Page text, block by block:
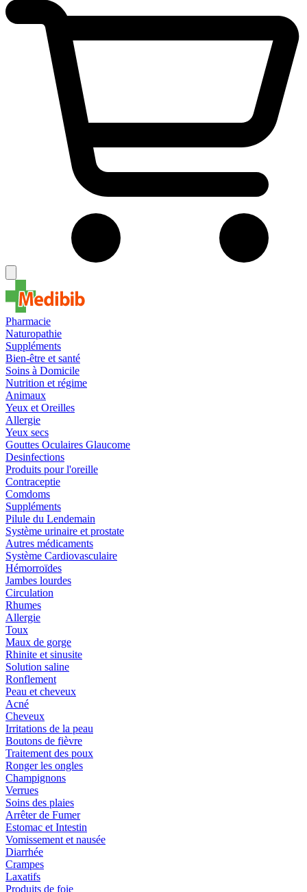
Pharmacie
Naturopathie
Suppléments
Bien-être et santé
Soins à Domicile
Nutrition et régime
Animaux
Yeux et Oreilles
Allergie
Yeux secs
Gouttes Oculaires Glaucome
Desinfections
Produits pour l'oreille
Contraceptie
Comdoms
Suppléments
Pilule du Lendemain
Système urinaire et prostate
Autres médicaments
Système Cardiovasculaire
Hémorroïdes
Jambes lourdes
Circulation
Rhumes
Allergie
Toux
Maux de gorge
Rhinite et sinusite
Solution saline
Ronflement
Peau et cheveux
Acné
Cheveux
Irritations de la peau
Boutons de fièvre
Traitement des poux
Ronger les ongles
Champignons
Verrues
Soins des plaies
Arrêter de Fumer
Estomac et Intestin
Vomissement et nausée
Diarrhée
Crampes
Laxatifs
Produits de foie